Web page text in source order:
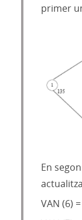
primer
En
VAN (6)